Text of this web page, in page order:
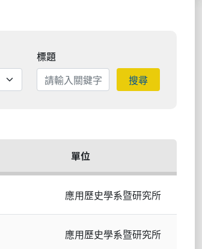
標題
搜尋
單位
應用歷史學系暨研究所
應用歷史學系暨研究所